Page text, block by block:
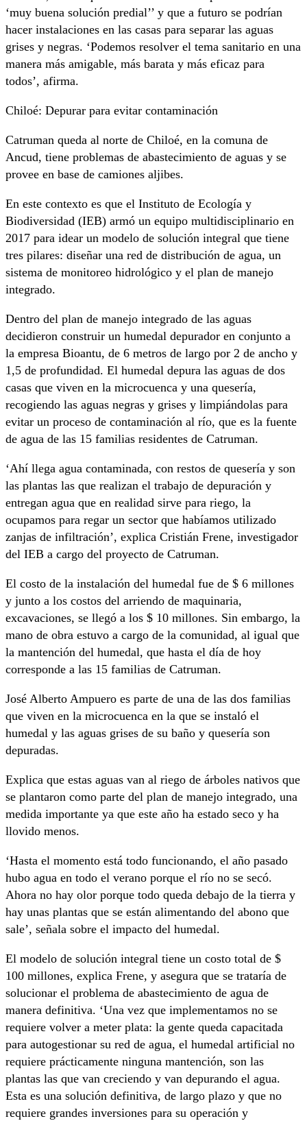
‘muy buena solución predial’’ y que a futuro se podrían
hacer instalaciones en las casas para separar las aguas
grises y negras. ‘Podemos resolver el tema sanitario en una
manera más amigable, más barata y más eficaz para
todos’, afirma.
Chiloé: Depurar para evitar contaminación
Catruman queda al norte de Chiloé, en la comuna de
Ancud, tiene problemas de abastecimiento de aguas y se
provee en base de camiones aljibes.
En este contexto es que el Instituto de Ecología y
Biodiversidad (IEB) armó un equipo multidisciplinario en
2017 para idear un modelo de solución integral que tiene
tres pilares: diseñar una red de distribución de agua, un
sistema de monitoreo hidrológico y el plan de manejo
integrado.
Dentro del plan de manejo integrado de las aguas
decidieron construir un humedal depurador en conjunto a
la empresa Bioantu, de 6 metros de largo por 2 de ancho y
1,5 de profundidad. El humedal depura las aguas de dos
casas que viven en la microcuenca y una quesería,
recogiendo las aguas negras y grises y limpiándolas para
evitar un proceso de contaminación al río, que es la fuente
de agua de las 15 familias residentes de Catruman.
‘Ahí llega agua contaminada, con restos de quesería y son
las plantas las que realizan el trabajo de depuración y
entregan agua que en realidad sirve para riego, la
ocupamos para regar un sector que habíamos utilizado
zanjas de infiltración’, explica Cristián Frene, investigador
del IEB a cargo del proyecto de Catruman.
El costo de la instalación del humedal fue de $ 6 millones
y junto a los costos del arriendo de maquinaria,
excavaciones, se llegó a los $ 10 millones. Sin embargo, la
mano de obra estuvo a cargo de la comunidad, al igual que
la mantención del humedal, que hasta el día de hoy
corresponde a las 15 familias de Catruman.
José Alberto Ampuero es parte de una de las dos familias
que viven en la microcuenca en la que se instaló el
humedal y las aguas grises de su baño y quesería son
depuradas.
Explica que estas aguas van al riego de árboles nativos que
se plantaron como parte del plan de manejo integrado, una
medida importante ya que este año ha estado seco y ha
llovido menos.
‘Hasta el momento está todo funcionando, el año pasado
hubo agua en todo el verano porque el río no se secó.
Ahora no hay olor porque todo queda debajo de la tierra y
hay unas plantas que se están alimentando del abono que
sale’, señala sobre el impacto del humedal.
El modelo de solución integral tiene un costo total de $
100 millones, explica Frene, y asegura que se trataría de
solucionar el problema de abastecimiento de agua de
manera definitiva. ‘Una vez que implementamos no se
requiere volver a meter plata: la gente queda capacitada
para autogestionar su red de agua, el humedal artificial no
requiere prácticamente ninguna mantención, son las
plantas las que van creciendo y van depurando el agua.
Esta es una solución definitiva, de largo plazo y que no
requiere grandes inversiones para su operación y